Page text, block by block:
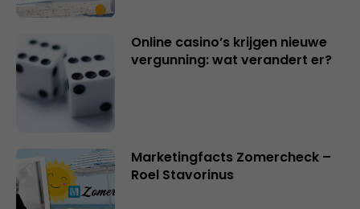
Online casino’s krijgen nieuwe
vergunning: wat verandert er?
Marketingfacts Zomercheck –
Roel Stavorinus